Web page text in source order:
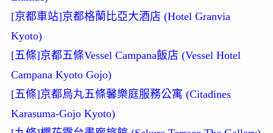
[京都車站]京都格蘭比亞大酒店 (Hotel Granvia
Kyoto)
[五條]京都五條Vessel Campana飯店 (Vessel Hotel
Campana Kyoto Gojo)
[五條]京都烏丸五條馨樂庭服務公寓 (Citadines
Karasuma-Gojo Kyoto)